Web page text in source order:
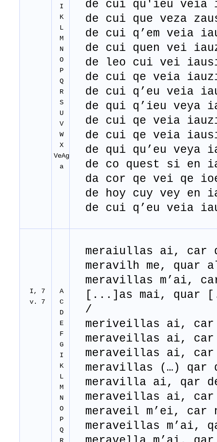
I
K
L
M
N
O
P
Q
R
S
U
V
W
X
VeAg
a
de cui qu'ieu veia
de cui que veza
de cui q’em veia
de cui quen vei
de leo cui vei
de cui qe veia
de cui q’eu veia
de qui q’ieu veya
de cui qe veia
de cui qe veia
de qui qu’eu veya
de co quest si en
da cor qe vei qe
de hoy cuy vey en
de cui q’eu veia
I, 7
v. 7
A
C
D
E
F
G
I
K
L
M
N
O
P
Q
meraiullas ai, car
meravilh me, quar
meravillas m’ai,
[...]as mai, quar
/
meriveillas ai, car
meraveillas ai, car
meraveillas ai, car
meravillas (…) qar
meravilla ai, qar
meraveillas ai, car
meraveil m’ei, car
meraveillas m’ai,